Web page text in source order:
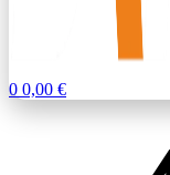
0 0,00 €